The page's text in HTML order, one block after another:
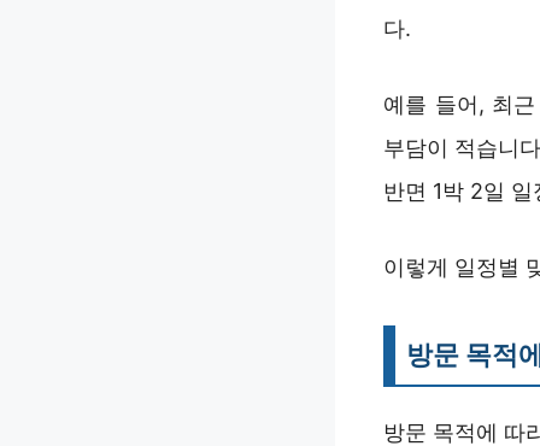
다.
예를 들어, 최
부담이 적습니
반면 1박 2일
이렇게 일정별
방문 목적
방문 목적에 따